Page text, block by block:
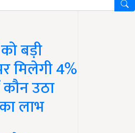
बड़ी
मिलेगी 4%
उठा
लाभ